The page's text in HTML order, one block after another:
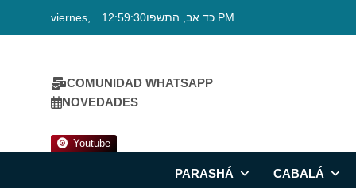
viernes, כד אב, התשפו 12:59:31 PM
COMUNIDAD WHATSAPP
NOVEDADES
Youtube
PARASHÁ CABALÁ